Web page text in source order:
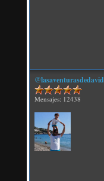
@lasaventurasdedavid
Mensajes: 12438